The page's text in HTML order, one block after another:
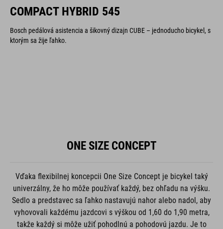
COMPACT HYBRID 545
Bosch pedálová asistencia a šikovný dizajn CUBE – jednoducho bicykel, s
ktorým sa žije ľahko.
ONE SIZE CONCEPT
Vďaka flexibilnej koncepcii One Size Concept je bicykel taký
univerzálny, že ho môže používať každý, bez ohľadu na výšku.
Sedlo a predstavec sa ľahko nastavujú nahor alebo nadol, aby
vyhovovali každému jazdcovi s výškou od 1,60 do 1,90 metra,
takže každý si môže užiť pohodlnú a pohodovú jazdu. Je to